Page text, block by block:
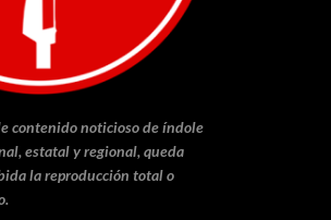
contenido noticioso de índole
estatal y regional, queda
la reproducción total o